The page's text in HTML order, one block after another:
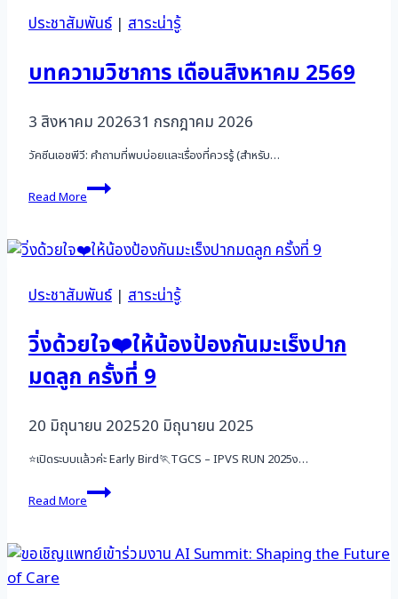
ประชาสัมพันธ์| สาระน่ารู้
บทความวิชาการ เดือนสิงหาคม 2569
3 สิงหาคม 202631 กรกฎาคม 2026
วัคซีนเอชพีวี: คำถามที่พบบ่อยและเรื่องที่ควรรู้ (สำหรับ…
Read More
บทความ
วิชาการ
สิงหาคม
2569
ประชาสัมพันธ์| สาระน่ารู้
วิ่งด้วยใจ❤️ให้น้องป้องกันมะเร็งปาก
มดลูก ครั้งที่ 9
20 มิถุนายน 202520 มิถุนายน 2025
⭐เปิดระบบแล้วค่ะ Early Bird🏃TGCS – IPVS RUN 2025ง…
Read More
วิ่ง
ด้วย
ให้